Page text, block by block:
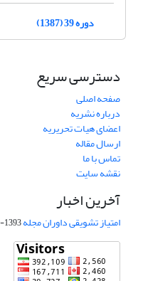
دوره 39 (1387)
دسترسی سریع
صفحه اصلی
درباره نشریه
اعضای هیات تحریریه
ارسال مقاله
تماس با ما
نقشه سایت
آخرین اخبار
امتیاز تشویقی داوران مجله1393-09-01